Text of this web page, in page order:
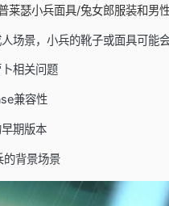
莱瑟小兵面具/兔女郎服装和男
场景，小兵的靴子或面具可能
相关问题
兼容性
期版本
的背景场景